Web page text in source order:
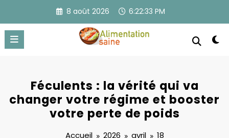
contenu
8 août 2026 6:22:34 PM
Féculents : la vérité qui va
changer votre régime et booster
votre perte de poids
Accueil 2026 avril
18